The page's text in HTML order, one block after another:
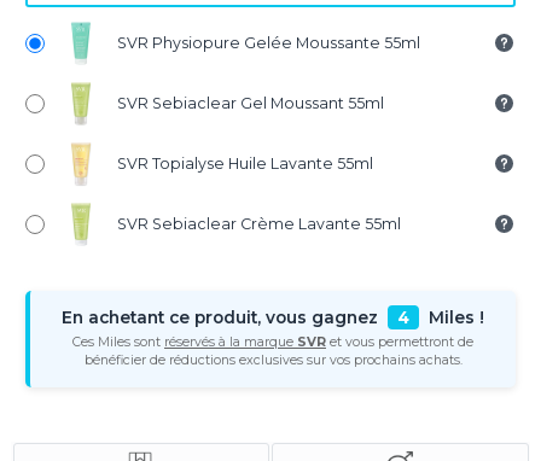
SVR Physiopure Gelée Moussante 55ml
SVR Sebiaclear Gel Moussant 55ml
SVR Topialyse Huile Lavante 55ml
SVR Sebiaclear Crème Lavante 55ml
En achetant ce produit, vous gagnez 4 Miles !
Ces Miles sont réservés à la marque SVR et vous permettront de
bénéficier de réductions exclusives sur vos prochains achats.